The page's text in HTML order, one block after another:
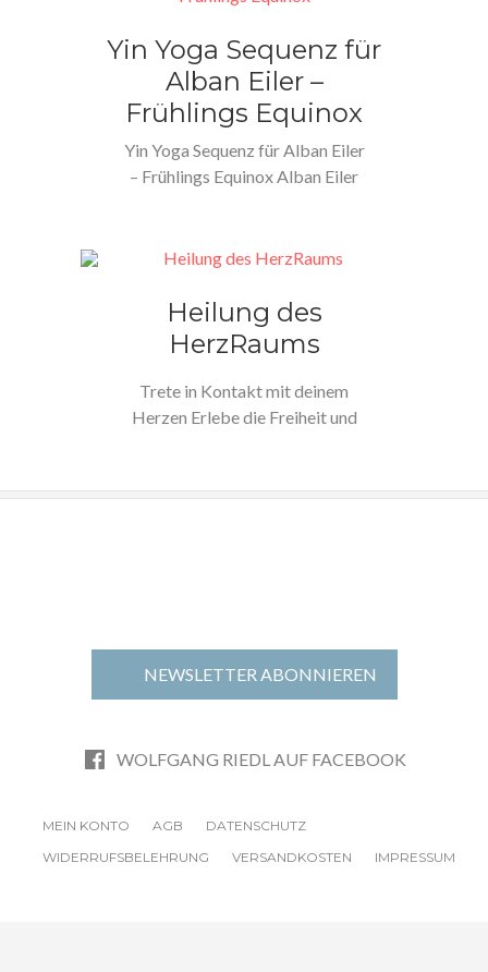
Yin Yoga Sequenz für
Alban Eiler –
Frühlings Equinox
Yin Yoga Sequenz für Alban Eiler
– Frühlings Equinox Alban Eiler
Heilung des
HerzRaums
Trete in Kontakt mit deinem
Herzen Erlebe die Freiheit und
NEWSLETTER ABONNIEREN
WOLFGANG RIEDL AUF FACEBOOK
MEIN KONTO AGB
DATENSCHUTZ
WIDERRUFSBELEHRUNG
VERSANDKOSTEN IMPRESSUM